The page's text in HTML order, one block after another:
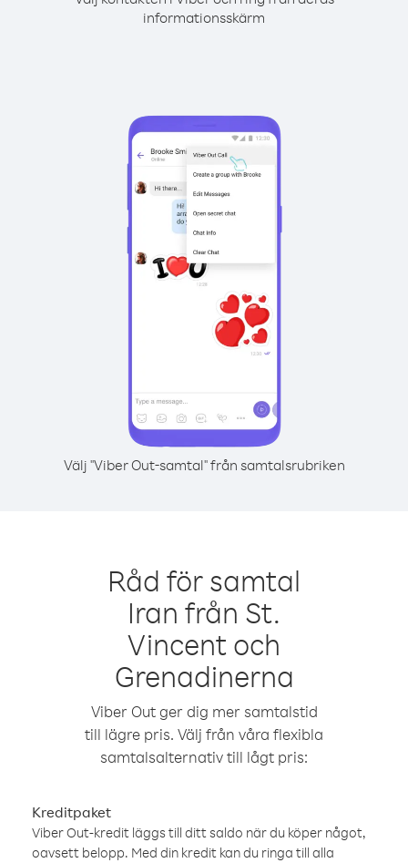
informationsskärm
Välj "Viber Out-samtal" från samtalsrubriken
Råd för samtal
Iran från St.
Vincent och
Grenadinerna
Viber Out ger dig mer samtalstid
till lägre pris. Välj från våra flexibla
samtalsalternativ till lågt pris:
Kreditpaket
Viber Out-kredit läggs till ditt saldo när du köper något,
oavsett belopp. Med din kredit kan du ringa till alla